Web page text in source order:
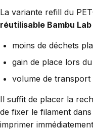
La variante refill du
réutilisable Bambu Lab
moins de déchets
gain de place lors
volume de transport
Il suffit de placer la
de fixer le filament
imprimer